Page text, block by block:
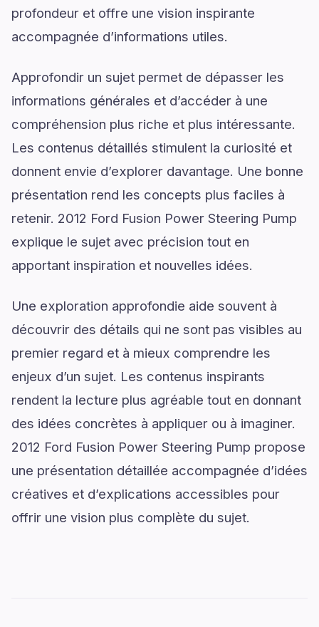
profondeur et offre une vision inspirante
accompagnée d’informations utiles.
Approfondir un sujet permet de dépasser les
informations générales et d’accéder à une
compréhension plus riche et plus intéressante.
Les contenus détaillés stimulent la curiosité et
donnent envie d’explorer davantage. Une bonne
présentation rend les concepts plus faciles à
retenir. 2012 Ford Fusion Power Steering Pump
explique le sujet avec précision tout en
apportant inspiration et nouvelles idées.
Une exploration approfondie aide souvent à
découvrir des détails qui ne sont pas visibles au
premier regard et à mieux comprendre les
enjeux d’un sujet. Les contenus inspirants
rendent la lecture plus agréable tout en donnant
des idées concrètes à appliquer ou à imaginer.
2012 Ford Fusion Power Steering Pump propose
une présentation détaillée accompagnée d’idées
créatives et d’explications accessibles pour
offrir une vision plus complète du sujet.